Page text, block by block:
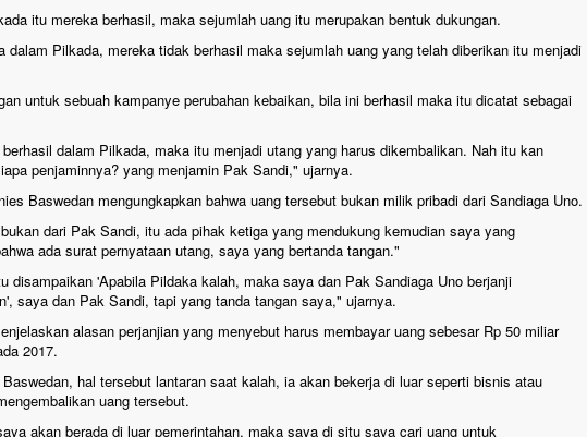
itu mereka berhasil, maka sejumlah uang itu merupakan bentuk dukungan.
dalam Pilkada, mereka tidak berhasil maka sejumlah uang yang telah diberikan itu menjadi
untuk sebuah kampanye perubahan kebaikan, bila ini berhasil maka itu dicatat sebagai
dalam Pilkada, maka itu menjadi utang yang harus dikembalikan. Nah itu kan
penjaminnya? yang menjamin Pak Sandi," ujarnya.
Baswedan mengungkapkan bahwa uang tersebut bukan milik pribadi dari Sandiaga Uno.
dari Pak Sandi, itu ada pihak ketiga yang mendukung kemudian saya yang
ada surat pernyataan utang, saya yang bertanda tangan."
disampaikan 'Apabila Pildaka kalah, maka saya dan Pak Sandiaga Uno berjanji
saya dan Pak Sandi, tapi yang tanda tangan saya," ujarnya.
alasan perjanjian yang menyebut harus membayar uang sebesar Rp 50 miliar
2017.
hal tersebut lantaran saat kalah, ia akan bekerja di luar seperti bisnis atau
uang tersebut.
akan berada di luar pemerintahan, maka saya di situ saya cari uang untuk